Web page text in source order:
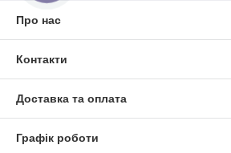
Про нас
Контакти
Доставка та оплата
Графік роботи